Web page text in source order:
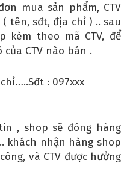
mua sản phẩm, CTV
tên, sđt, địa chỉ ) .. sau
kèm theo mã CTV, để
CTV nào bán .
: 097xxx
, shop sẽ đóng hàng
khách nhận hàng shop
và CTV được hưởng